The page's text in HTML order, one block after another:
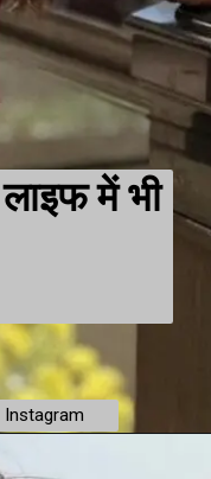
Instagram
में भी